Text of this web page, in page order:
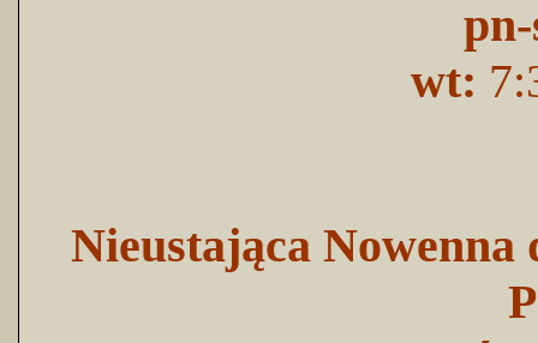
wt:
Nieustająca